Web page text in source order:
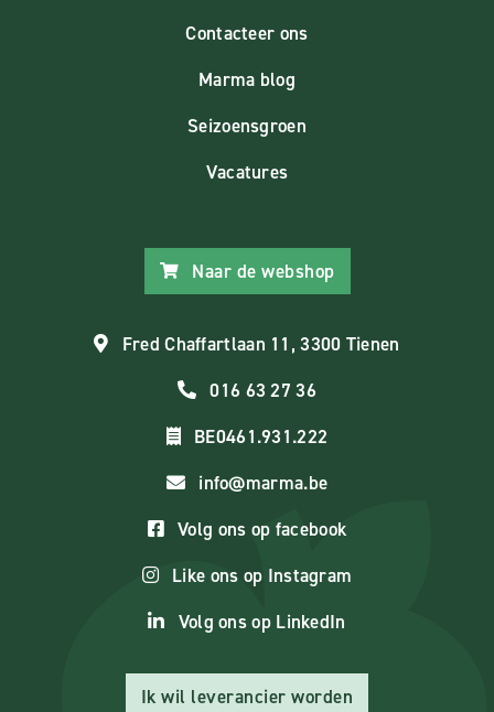
Contacteer ons
Marma blog
Seizoensgroen
Vacatures
Naar de webshop
Fred Chaffartlaan 11, 3300 Tienen
016 63 27 36
BE0461.931.222
info@marma.be
Volg ons op facebook
Like ons op Instagram
Volg ons op LinkedIn
Ik wil leverancier worden